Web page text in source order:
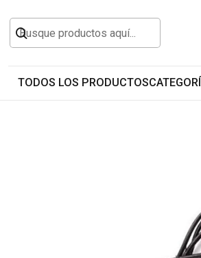
TODOS LOS PRODUCTOS
Inicio Todos los